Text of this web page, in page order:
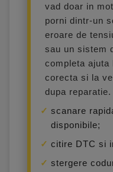
vad doar in
porni dintr-un
eroare de
sau un sistem
completa ajuta
corecta si la
dupa reparatie.
scanare
disponibile;
citire DTC si
stergere